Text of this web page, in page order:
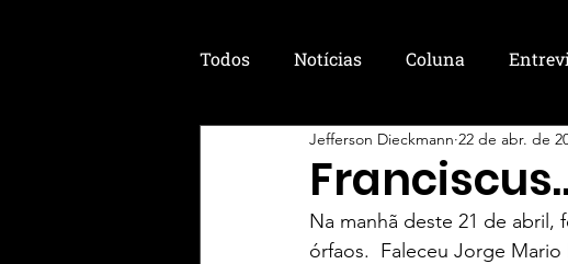
Todos Notícias Coluna
Colônia Yaih Yaih Culinária
Yaih Eventos Yaih Esotérico
Jefferson Dieckmann 22 de abr. de
Na manhã deste 21 de abril,
órfaos.  Faleceu Jorge